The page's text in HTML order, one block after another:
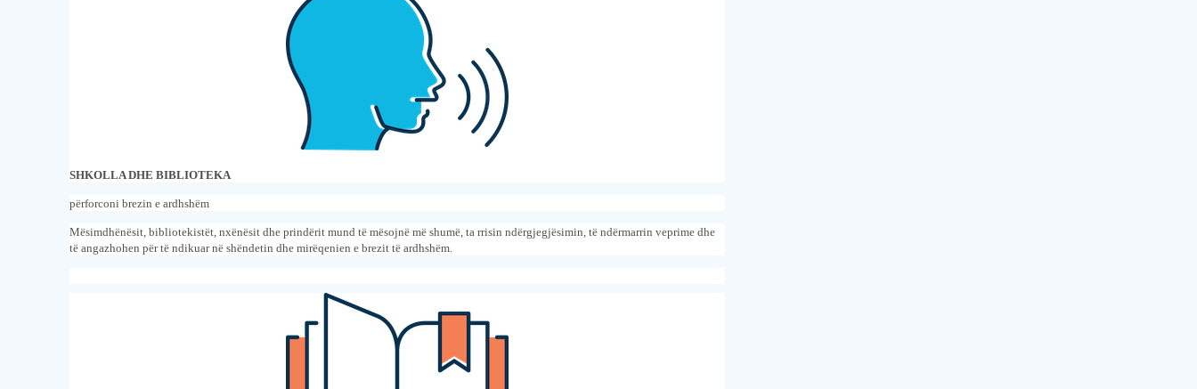
SHKOLLA DHE BIBLIOTEKA
përforconi brezin e ardhshëm
Mësimdhënësit, bibliotekistët, nxënësit dhe prindërit mund të mësojnë më shumë, ta rrisin ndërgjegjësimin, të ndërmarrin veprime dhe
të angazhohen për të ndikuar në shëndetin dhe mirëqenien e brezit të ardhshëm.